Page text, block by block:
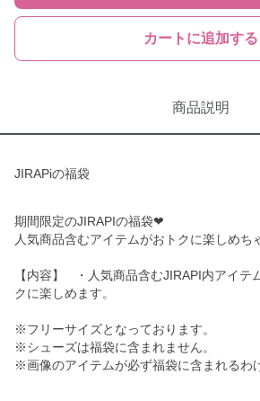
カートに追加する
商品説明
JIRAPiの福袋
期間限定のJIRAPIの福袋❤︎
人気商品含むアイテムがおトクに楽しめち
【内容】 ・人気商品含むJIRAPI内アイテ
クに楽しめます。
※フリーサイズとなっております。
※シューズは福袋に含まれません。
※画像のアイテムが必ず福袋に含まれるわ